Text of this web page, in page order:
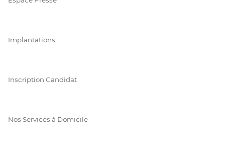
Implantations
Inscription Candidat
Nos Services à Domicile